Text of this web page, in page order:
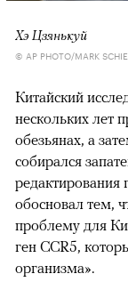
Хэ Цзянькуй
© AP PHOTO/MARK
Китайский
нескольких лет
обезьянах, а
собирался
обосновал тем,
проблему для
ген CCR5,
организма».